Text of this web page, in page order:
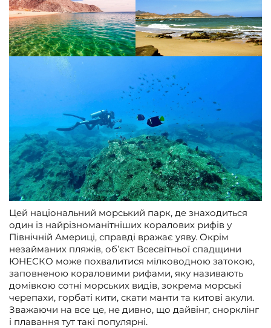
Цей національний морський парк, де знаходиться
один із найрізноманітніших коралових рифів у
Північній Америці, справді вражає уяву. Окрім
незайманих пляжів, об’єкт Всесвітньої спадщини
ЮНЕСКО може похвалитися мілководною затокою,
заповненою кораловими рифами, яку називають
домівкою сотні морських видів, зокрема морські
черепахи, горбаті кити, скати манти та китові акули.
Зважаючи на все це, не дивно, що дайвінг, снорклінг
і плавання тут такі популярні.